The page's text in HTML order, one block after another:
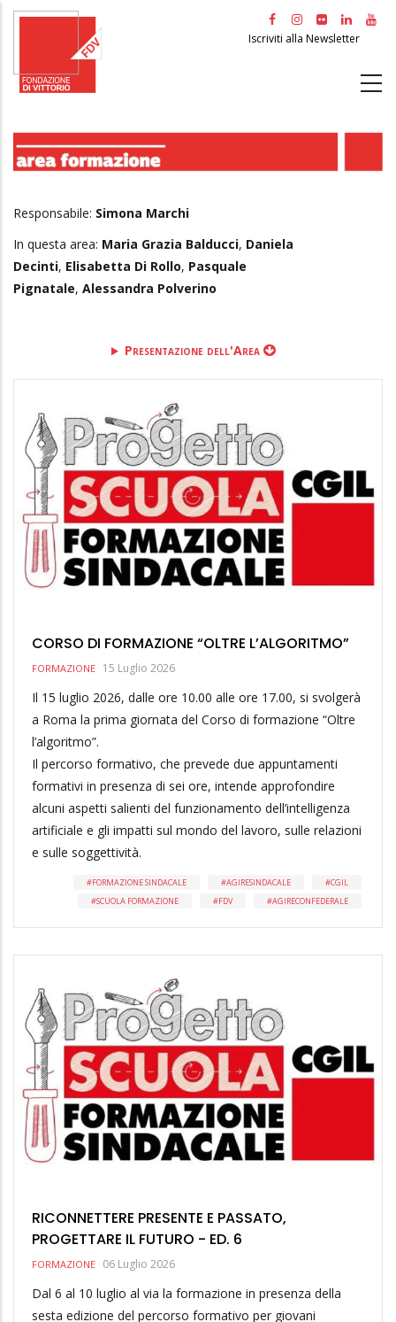
Salta
principale
Iscriviti alla Newsletter
Responsabile: Simona Marchi
In questa area: Maria Grazia Balducci, Daniela
Decinti, Elisabetta Di Rollo, Pasquale
Pignatale, Alessandra Polverino
Presentazione dell'Area
CORSO DI FORMAZIONE “OLTRE L’ALGORITMO”
FORMAZIONE 15 Luglio 2026
Il 15 luglio 2026, dalle ore 10.00 alle ore 17.00, si svolgerà
a Roma la prima giornata del Corso di formazione “Oltre
l’algoritmo”.
Il percorso formativo, che prevede due appuntamenti
formativi in presenza di sei ore, intende approfondire
alcuni aspetti salienti del funzionamento dell’intelligenza
artificiale e gli impatti sul mondo del lavoro, sulle relazioni
e sulle soggettività.
FORMAZIONE SINDACALE AGIRESINDACALE
CGIL
SCUOLA FORMAZIONE
FDV AGIRECONFEDERALE
RICONNETTERE PRESENTE E PASSATO,
PROGETTARE IL FUTURO - ED. 6
FORMAZIONE 06 Luglio 2026
Dal 6 al 10 luglio al via la formazione in presenza della
sesta edizione del percorso formativo per giovani